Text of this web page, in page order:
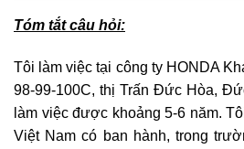
Tóm tắt câu hỏi:
Tôi làm việc tại công ty HONDA
98-99-100C, thị Trấn Đức Hòa,
làm việc được khoảng 5-6 năm.
Việt Nam có ban hành, trong